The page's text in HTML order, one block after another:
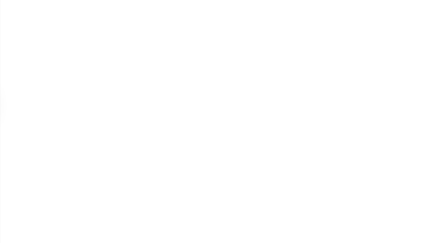
a favoritos